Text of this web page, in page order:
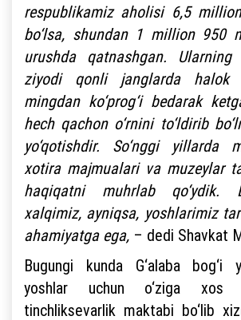
respublikamiz aholisi 6,5
bo‘lsa, shundan 1 million 950
urushda qatnashgan.
ziyodi qonli janglarda halok
mingdan ko‘prog‘i bedarak
hech qachon o‘rnini to‘ldirib
yo‘qotishdir. So‘nggi yillarda
xotira majmualari va muzeylar
haqiqatni muhrlab qo‘ydik.
xalqimiz, ayniqsa, yoshlarimiz
ahamiyatga ega, – dedi Shavkat
Bugungi kunda G‘alaba bog‘i
yoshlar uchun o‘ziga xos
tinchliksevarlik maktabi bo‘lib